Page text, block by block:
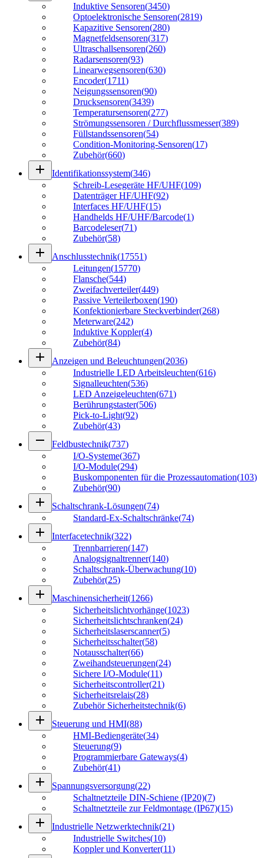
Induktive Sensoren(3450)
Optoelektronische Sensoren(2819)
Kapazitive Sensoren(280)
Magnetfeldsensoren(317)
Ultraschallsensoren(260)
Radarsensoren(93)
Linearwegsensoren(630)
Encoder(1711)
Neigungssensoren(90)
Drucksensoren(3439)
Temperatursensoren(277)
Strömungssensoren / Durchflussmesser(389)
Füllstandssensoren(54)
Condition-Monitoring-Sensoren(17)
Zubehör(660)
add Identifikationssystem(346)
Schreib-Lesegeräte HF/UHF(109)
Datenträger HF/UHF(92)
Interfaces HF/UHF(15)
Handhelds HF/UHF/Barcode(1)
Barcodeleser(71)
Zubehör(58)
add Anschlusstechnik(17551)
Leitungen(15770)
Flansche(544)
Zweifachverteiler(449)
Passive Verteilerboxen(190)
Konfektionierbare Steckverbinder(268)
Meterware(242)
Induktive Koppler(4)
Zubehör(84)
add Anzeigen und Beleuchtungen(2036)
Industrielle LED Arbeitsleuchten(616)
Signalleuchten(536)
LED Anzeigeleuchten(671)
Berührungstaster(506)
Pick-to-Light(92)
Zubehör(43)
remove Feldbustechnik(737)
I/O-Systeme(367)
I/O-Module(294)
Buskomponenten für die Prozessautomation(103)
Zubehör(90)
add Schaltschrank-Lösungen(74)
Standard-Ex-Schaltschränke(74)
add Interfacetechnik(322)
Trennbarrieren(147)
Analogsignaltrenner(140)
Schaltschrank-Überwachung(10)
Zubehör(25)
add Maschinensicherheit(1266)
Sicherheitslichtvorhänge(1023)
Sicherheitslichtschranken(24)
Sicherheitslaserscanner(5)
Sicherheitsschalter(58)
Notausschalter(66)
Zweihandsteuerungen(24)
Sichere I/O-Module(11)
Sicherheitscontroller(21)
Sicherheitsrelais(28)
Zubehör Sicherheitstechnik(6)
add Steuerung und HMI(88)
HMI-Bediengeräte(34)
Steuerung(9)
Programmierbare Gateways(4)
Zubehör(41)
add Spannungsversorgung(22)
Schaltnetzteile DIN-Schiene (IP20)(7)
Schaltnetzteile zur Feldmontage (IP67)(15)
add Industrielle Netzwerktechnik(21)
Industrielle Switches(10)
Koppler und Konverter(11)